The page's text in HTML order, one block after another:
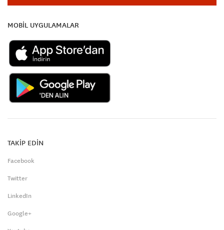
MOBİL UYGULAMALAR
TAKİP EDİN
Facebook
Twitter
LinkedIn
Google+